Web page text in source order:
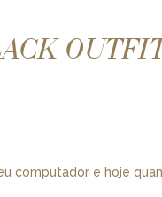
computador e hoje